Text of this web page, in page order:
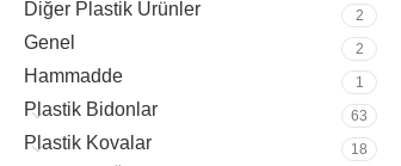
Diğer Plastik Ürünler 2
Genel 2
Hammadde 1
Plastik Bidonlar 63
Plastik Kovalar 18